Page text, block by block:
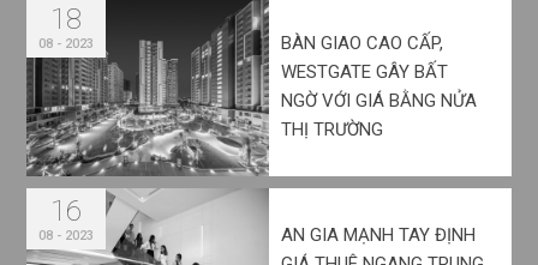
18
08 - 2023
BÀN GIAO CAO CẤP,
WESTGATE GÂY BẤT
NGỜ VỚI GIÁ BẰNG NỬA
THỊ TRƯỜNG
16
08 - 2023
AN GIA MẠNH TAY ĐỊNH